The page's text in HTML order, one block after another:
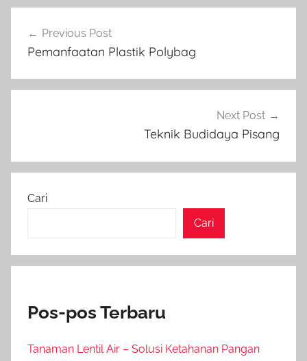
pos
Previous Post
Pemanfaatan Plastik Polybag
Next Post
Teknik Budidaya Pisang
Cari
Cari
Pos-pos Terbaru
Tanaman Lentil Air – Solusi Ketahanan Pangan